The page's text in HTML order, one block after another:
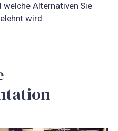
welche Alternativen Sie
wird.